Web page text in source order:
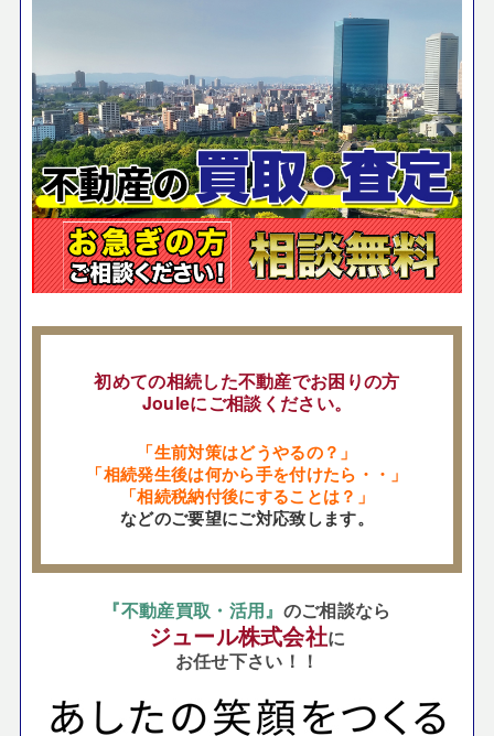
初めての相続した不動産でお困りの方
Jouleにご相談ください。
「生前対策はどうやるの？」
「相続発生後は何から手を付けたら・・」
「相続税納付後にすることは？」
などのご要望にご対応致します。
『不動産買取・活用』 のご相談なら
ジュール株式会社に
お任せ下さい！！